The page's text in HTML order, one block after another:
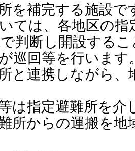
を補完する施設で
ては、各地区の指
判断し開設する
巡回等を行います
と連携しながら、
は指定避難所を介
からの運搬を地